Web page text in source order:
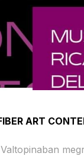
DI FIBER ART